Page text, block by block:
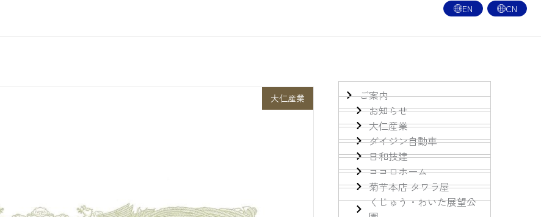
EN CN
大仁産業
ご案内
お知らせ
大仁産業
ダイジン自動車
日和技建
ココロホーム
菊芋本店 タワラ屋
くじゅう・わいた展望公